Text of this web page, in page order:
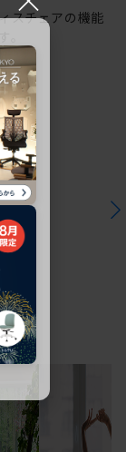
スチェアの機能